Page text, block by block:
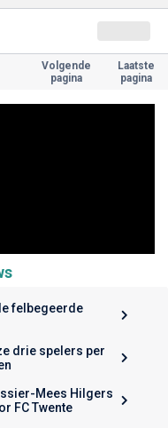
Volgende
pagina
Laatste
pagina
felbegeerde
drie spelers per
Mees Hilgers
FC Twente